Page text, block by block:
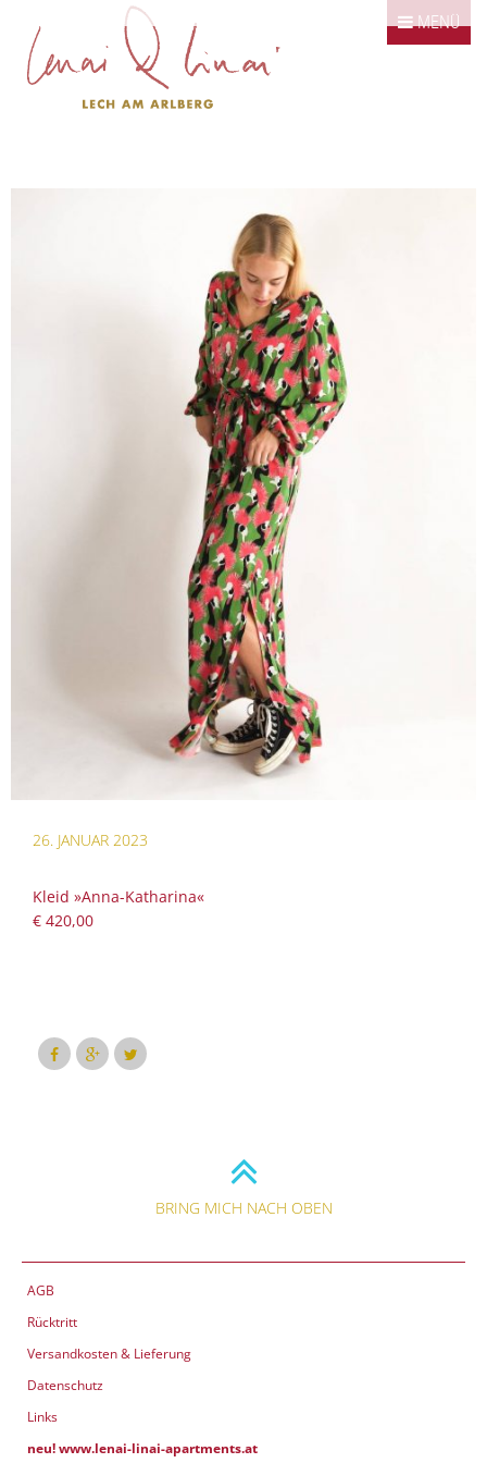
Springe zum Inhalt MENÜ
Klassiker
Kombinationen
Bildergalerie
26. JANUAR 2023
Kleid »Anna-Katharina«
€ 420,00
BRING MICH NACH OBEN
AGB
Rücktritt
Versandkosten & Lieferung
Datenschutz
Links
neu! www.lenai-linai-apartments.at